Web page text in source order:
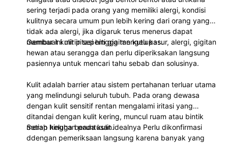
sering terjadi pada orang yang memiliki alergi, kondisi
kulitnya secara umum pun lebih kering dari orang yang
tidak ada alergi, jika digaruk terus menerus dapat
membuat kulit iritasi hingga mengelupas.
Gambar ini mirip seperti gigitan kutu kasur, alergi, gigitan
hewan atau serangga dan perlu diperiksakan langsung
pasiennya untuk mencari tahu sebab dan solusinya.
Kulit adalah barrier atau sistem pertahanan terluar utama
yang melindungi seluruh tubuh. Pada orang dewasa
dengan kulit sensitif rentan mengalami iritasi yang
ditandai dengan kulit kering, muncul ruam atau bintik
merah hingga beruntusan.
Setiap keluhan pada kulit idealnya Perlu dikonfirmasi
ddengan pemeriksaan langsung karena banyak yang